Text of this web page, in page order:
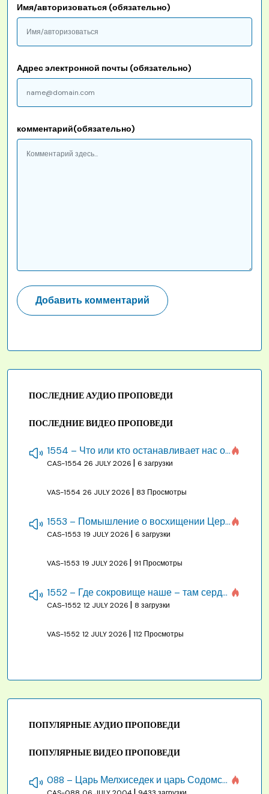
комментарий(обязательно)
Имя/авторизоваться (обязательно)
Адрес электронной почты (обязательно)
ПОСЛЕДНИЕ АУДИО ПРОПОВЕДИ
ПОСЛЕДНИЕ ВИДЕО ПРОПОВЕДИ
1554 – Что или кто останавливает нас от созидания строения Божия
CAS-1554 26 JULY 2026 | 6 загрузки
VAS-1554 26 JULY 2026 | 83 Просмотры
1553 – Помышление о восхищении Церкви на бракосочетании, во всякое время
CAS-1553 19 JULY 2026 | 6 загрузки
VAS-1553 19 JULY 2026 | 91 Просмотры
1552 – Где сокровище наше – там сердце, там помышления
CAS-1552 12 JULY 2026 | 8 загрузки
VAS-1552 12 JULY 2026 | 112 Просмотры
ПОПУЛЯРНЫЕ АУДИО ПРОПОВЕДИ
ПОПУЛЯРНЫЕ ВИДЕО ПРОПОВЕДИ
088 – Царь Мелхиседек и царь Содомский